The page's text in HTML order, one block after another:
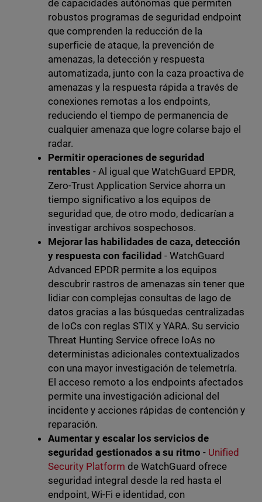
de capacidades autónomas que permiten
robustos programas de seguridad endpoint
que comprenden la reducción de la
superficie de ataque, la prevención de
amenazas, la detección y respuesta
automatizada, junto con la caza proactiva de
amenazas y la respuesta rápida a través de
conexiones remotas a los endpoints,
reduciendo el tiempo de permanencia de
cualquier amenaza que logre colarse bajo el
radar.
Permitir operaciones de seguridad
rentables - Al igual que WatchGuard EPDR,
Zero-Trust Application Service ahorra un
tiempo significativo a los equipos de
seguridad que, de otro modo, dedicarían a
investigar archivos sospechosos.
Mejorar las habilidades de caza, detección
y respuesta con facilidad - WatchGuard
Advanced EPDR permite a los equipos
descubrir rastros de amenazas sin tener que
lidiar con complejas consultas de lago de
datos gracias a las búsquedas centralizadas
de IoCs con reglas STIX y YARA. Su servicio
Threat Hunting Service ofrece IoAs no
deterministas adicionales contextualizados
con una mayor investigación de telemetría.
El acceso remoto a los endpoints afectados
permite una investigación adicional del
incidente y acciones rápidas de contención y
reparación.
Aumentar y escalar los servicios de
seguridad gestionados a su ritmo - Unified
Security Platform de WatchGuard ofrece
seguridad integral desde la red hasta el
endpoint, Wi-Fi e identidad, con